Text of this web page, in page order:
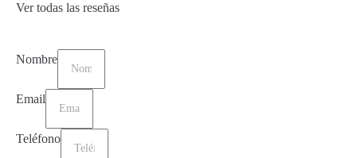
Ver todas las reseñas
Nombre
Email
Teléfono